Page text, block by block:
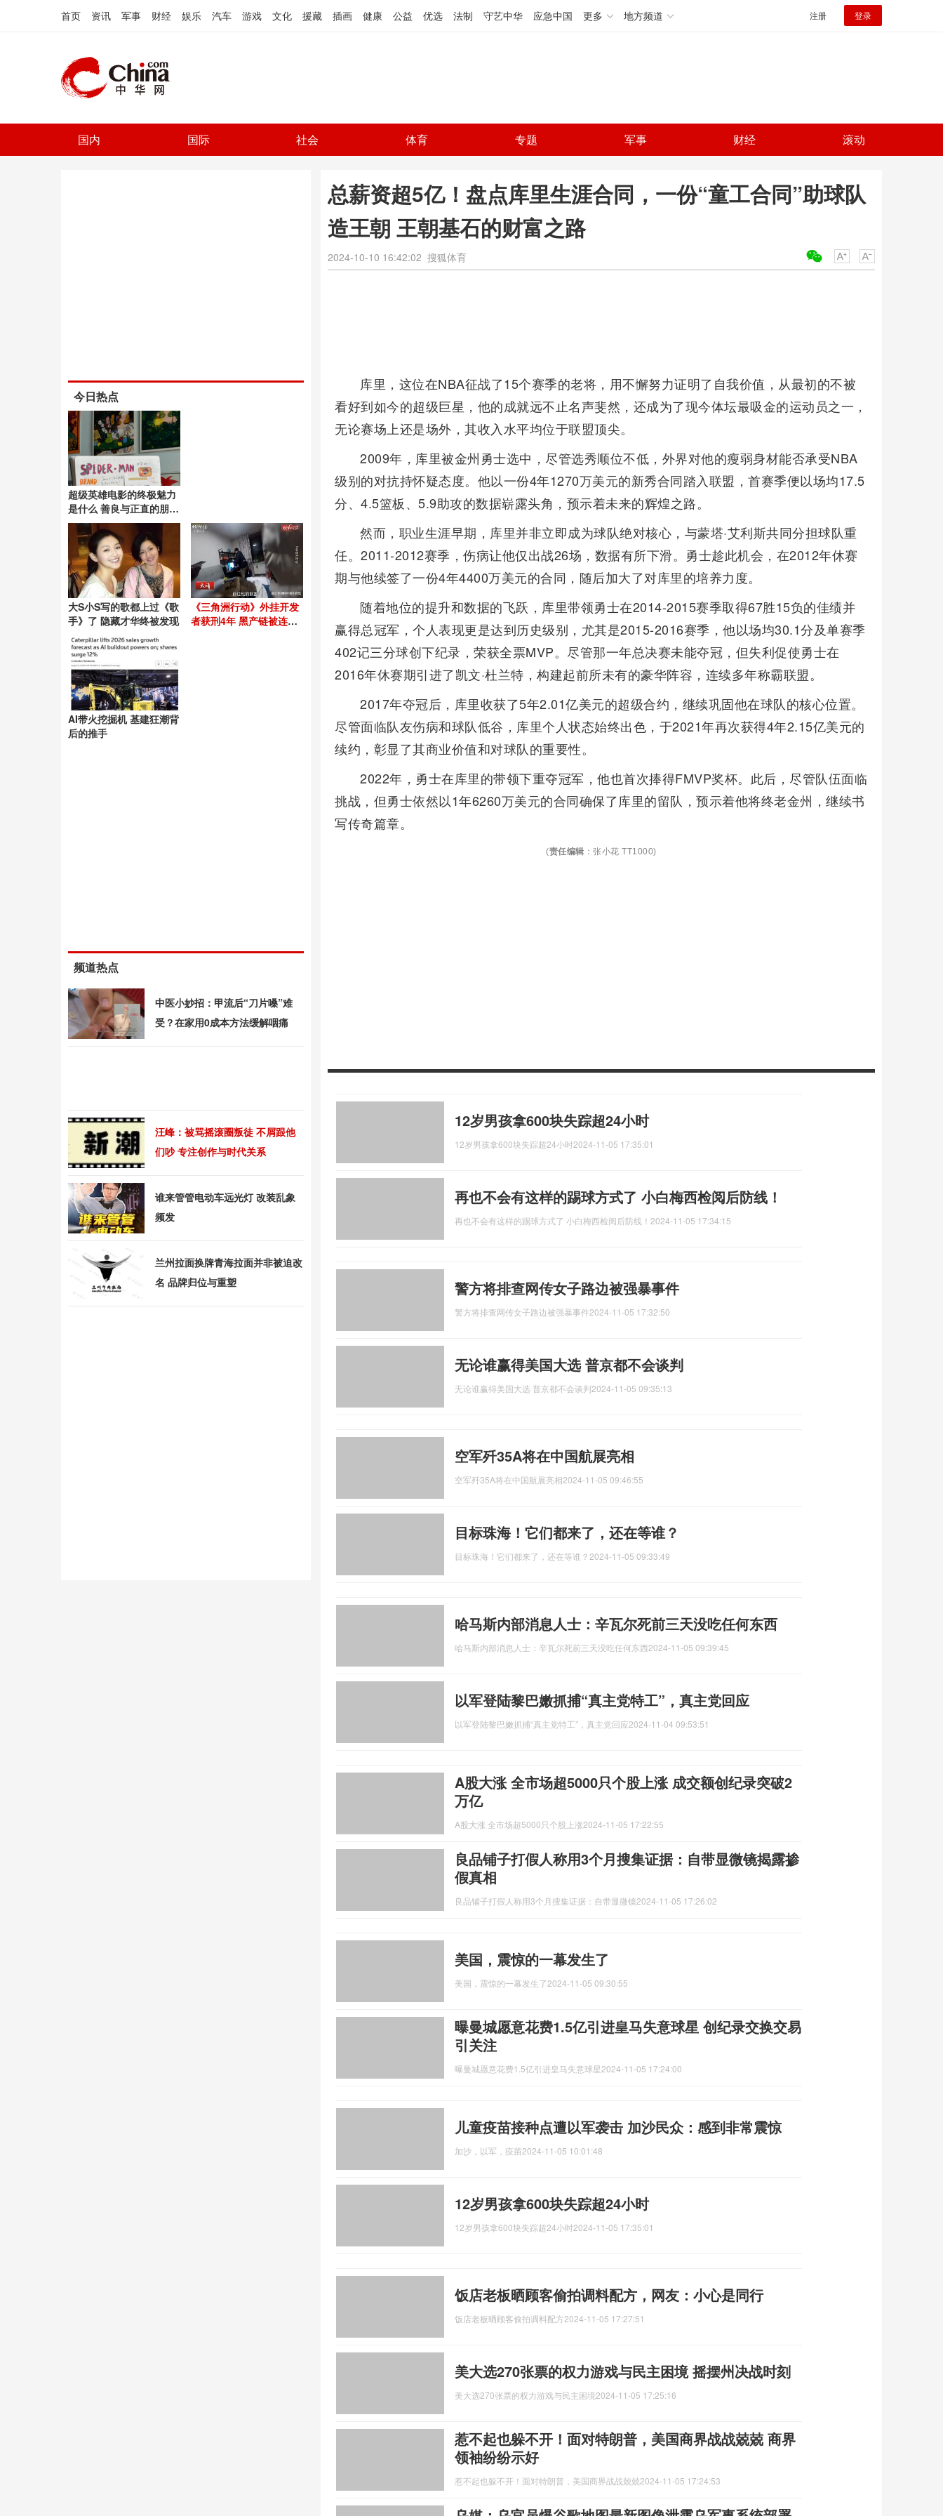
首页 资讯 军事 财经 娱乐 汽车 游戏 文化 援藏 插画 健康 公益 优选 法制 守艺中华 应急中国 更多 地方频道 注册 登录
国内 国际 社会 体育 专题 军事 财经 滚动
总薪资超5亿！盘点库里生涯合同，一份“童工合同”助球队
造王朝 王朝基石的财富之路
2024-10-10 16:42:02 搜狐体育
库里，这位在NBA征战了15个赛季的老将，用不懈努力证明了自我价值，从最初的不被
看好到如今的超级巨星，他的成就远不止名声斐然，还成为了现今体坛最吸金的运动员之一，
无论赛场上还是场外，其收入水平均位于联盟顶尖。
2009年，库里被金州勇士选中，尽管选秀顺位不低，外界对他的瘦弱身材能否承受NBA
级别的对抗持怀疑态度。他以一份4年1270万美元的新秀合同踏入联盟，首赛季便以场均17.5
分、4.5篮板、5.9助攻的数据崭露头角，预示着未来的辉煌之路。
然而，职业生涯早期，库里并非立即成为球队绝对核心，与蒙塔·艾利斯共同分担球队重
任。2011-2012赛季，伤病让他仅出战26场，数据有所下滑。勇士趁此机会，在2012年休赛
期与他续签了一份4年4400万美元的合同，随后加大了对库里的培养力度。
随着地位的提升和数据的飞跃，库里带领勇士在2014-2015赛季取得67胜15负的佳绩并
赢得总冠军，个人表现更是达到历史级别，尤其是2015-2016赛季，他以场均30.1分及单赛季
402记三分球创下纪录，荣获全票MVP。尽管那一年总决赛未能夺冠，但失利促使勇士在
2016年休赛期引进了凯文·杜兰特，构建起前所未有的豪华阵容，连续多年称霸联盟。
2017年夺冠后，库里收获了5年2.01亿美元的超级合约，继续巩固他在球队的核心位置。
尽管面临队友伤病和球队低谷，库里个人状态始终出色，于2021年再次获得4年2.15亿美元的
续约，彰显了其商业价值和对球队的重要性。
2022年，勇士在库里的带领下重夺冠军，他也首次捧得FMVP奖杯。此后，尽管队伍面临
挑战，但勇士依然以1年6260万美元的合同确保了库里的留队，预示着他将终老金州，继续书
写传奇篇章。
(责任编辑 ：张小花 TT1000)
12岁男孩拿600块失踪超24小时
12岁男孩拿600块失踪超24小时2024-11-05 17:35:01
再也不会有这样的踢球方式了 小白梅西检阅后防线！
再也不会有这样的踢球方式了 小白梅西检阅后防线！ 2024-11-05 17:34:15
警方将排查网传女子路边被强暴事件
警方将排查网传女子路边被强暴事件2024-11-05 17:32:50
无论谁赢得美国大选 普京都不会谈判
无论谁赢得美国大选 普京都不会谈判2024-11-05 09:35:13
空军歼35A将在中国航展亮相
空军歼35A将在中国航展亮相2024-11-05 09:46:55
目标珠海！它们都来了，还在等谁？
目标珠海！它们都来了，还在等谁？ 2024-11-05 09:33:49
哈马斯内部消息人士：辛瓦尔死前三天没吃任何东西
哈马斯内部消息人士：辛瓦尔死前三天没吃任何东西2024-11-05 09:39:45
以军登陆黎巴嫩抓捕“真主党特工”，真主党回应
以军登陆黎巴嫩抓捕“真主党特工”，真主党回应2024-11-04 09:53:51
A股大涨 全市场超5000只个股上涨 成交额创纪录突破2
万亿
A股大涨 全市场超5000只个股上涨2024-11-05 17:22:55
良品铺子打假人称用3个月搜集证据：自带显微镜揭露掺
假真相
良品铺子打假人称用3个月搜集证据：自带显微镜2024-11-05 17:26:02
美国，震惊的一幕发生了
美国，震惊的一幕发生了2024-11-05 09:30:55
曝曼城愿意花费1.5亿引进皇马失意球星 创纪录交换交易
引关注
曝曼城愿意花费1.5亿引进皇马失意球星2024-11-05 17:24:00
儿童疫苗接种点遭以军袭击 加沙民众：感到非常震惊
加沙，以军，疫苗2024-11-05 10:01:48
12岁男孩拿600块失踪超24小时
12岁男孩拿600块失踪超24小时2024-11-05 17:35:01
饭店老板晒顾客偷拍调料配方，网友：小心是同行
饭店老板晒顾客偷拍调料配方2024-11-05 17:27:51
美大选270张票的权力游戏与民主困境 摇摆州决战时刻
美大选270张票的权力游戏与民主困境2024-11-05 17:25:16
惹不起也躲不开！面对特朗普，美国商界战战兢兢 商界
领袖纷纷示好
惹不起也躲不开！面对特朗普，美国商界战战兢兢2024-11-05 17:24:53
今日热点
超级英雄电影的终极魅力
是什么 善良与正直的朋克
精神
大S小S写的歌都上过《歌
手》了 隐藏才华终被发现
《三角洲行动》外挂开发
者获刑4年 黑产链被连根
AI带火挖掘机 基建狂潮背
后的推手
频道热点
中医小妙招：甲流后“刀片嗓”难
受？在家用0成本方法缓解咽痛
汪峰：被骂摇滚圈叛徒 不屑跟他
们吵 专注创作与时代关系
谁来管管电动车远光灯 改装乱象
频发
兰州拉面换牌青海拉面并非被迫改
名 品牌归位与重塑